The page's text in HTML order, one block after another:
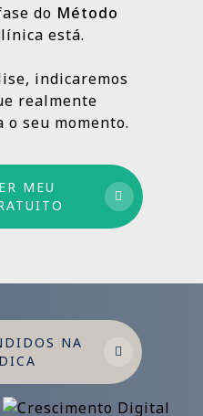
um método
garantir
do Método
está.
indicaremos
realmente
seu momento.
MEU
NA